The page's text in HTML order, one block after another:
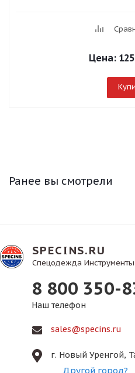
Цена:
Ранее вы смотрели
SPECINS.RU
Спецодежда Инструменты
8 800 350-
Наш телефон
sales@specins.ru
г. Новый Уренгой,
Другой город?